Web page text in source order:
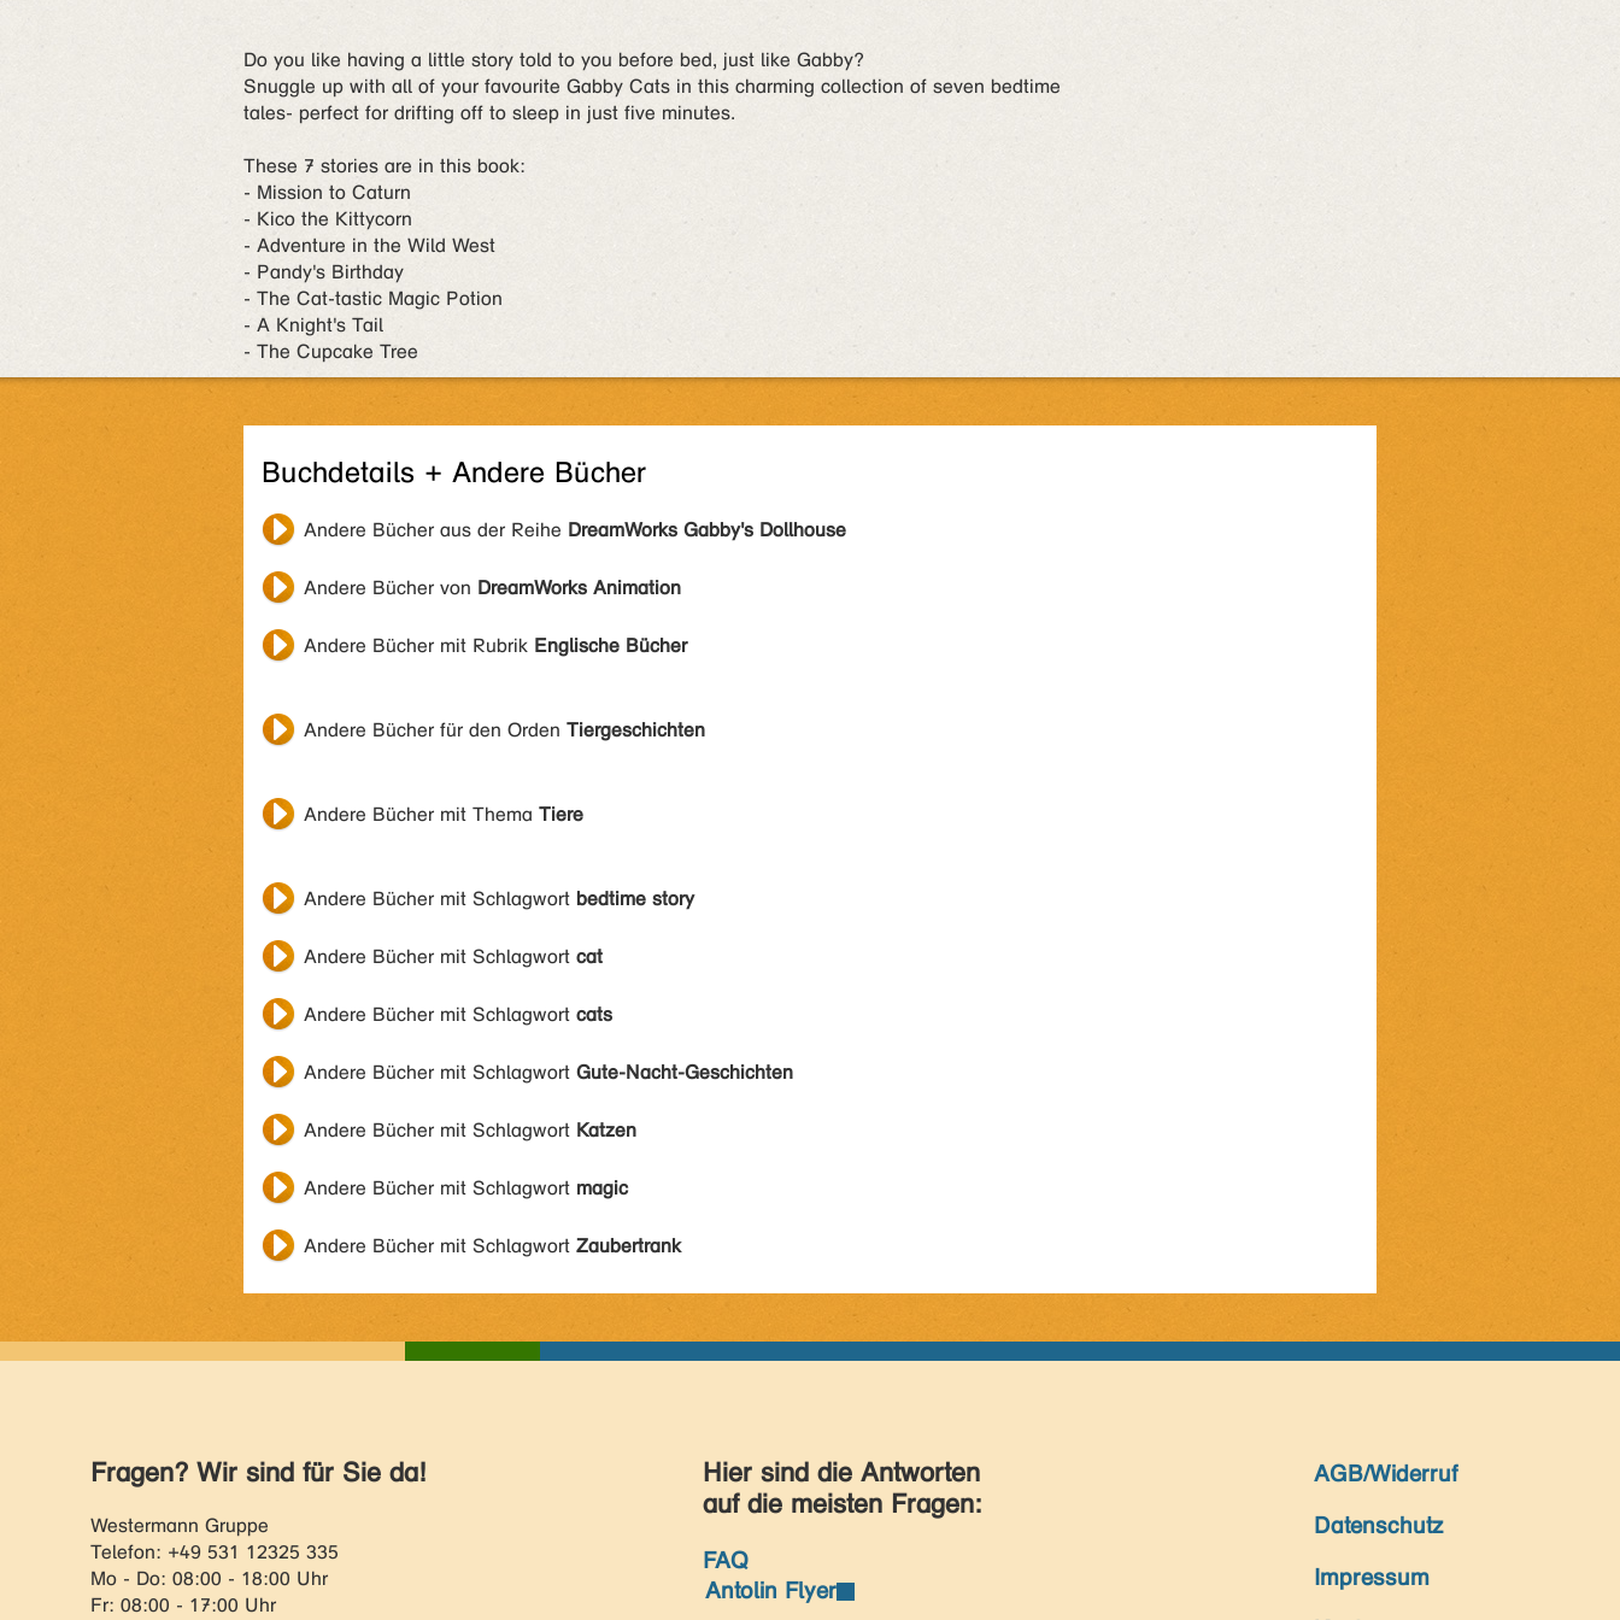
Do you like having a little story told to you before bed, just like Gabby?
Snuggle up with all of your favourite Gabby Cats in this charming collection of seven bedtime
tales- perfect for drifting off to sleep in just five minutes.
These 7 stories are in this book:
- Mission to Caturn
- Kico the Kittycorn
- Adventure in the Wild West
- Pandy's Birthday
- The Cat-tastic Magic Potion
- A Knight's Tail
- The Cupcake Tree
Buchdetails + Andere Bücher
Andere Bücher aus der Reihe DreamWorks Gabby's Dollhouse
Andere Bücher von DreamWorks Animation
Andere Bücher mit Rubrik Englische Bücher
Andere Bücher für den Orden Tiergeschichten
Andere Bücher mit Thema Tiere
Andere Bücher mit Schlagwort bedtime story
Andere Bücher mit Schlagwort cat
Andere Bücher mit Schlagwort cats
Andere Bücher mit Schlagwort Gute-Nacht-Geschichten
Andere Bücher mit Schlagwort Katzen
Andere Bücher mit Schlagwort magic
Andere Bücher mit Schlagwort Zaubertrank